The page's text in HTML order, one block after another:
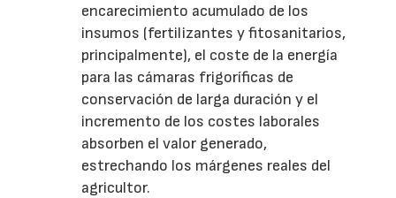
encarecimiento acumulado de los
insumos (fertilizantes y fitosanitarios,
principalmente), el coste de la energía
para las cámaras frigoríficas de
conservación de larga duración y el
incremento de los costes laborales
absorben el valor generado,
estrechando los márgenes reales del
agricultor.